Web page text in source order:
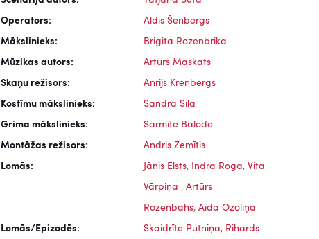
Operators: Aldis Šenbergs
Mākslinieks: Brigita Rozenbrika
Mūzikas autors: Arturs Maskats
Skaņu režisors: Anrijs Krenbergs
Kostīmu mākslinieks: Sandra Sila
Grima mākslinieks: Sarmīte Balode
Montāžas režisors: Andris Zemītis
Lomās: Jānis Elsts, Indra Roga, Vita
Vārpiņa , Artūrs
Rozenbahs, Aīda Ozoliņa
Lomās/Epizodēs: Skaidrīte Putniņa, Rihards